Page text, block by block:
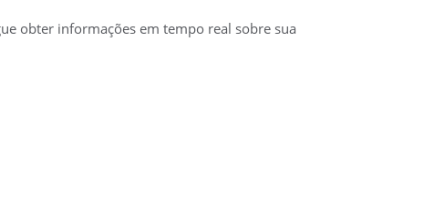
obter informações em tempo real sobre sua